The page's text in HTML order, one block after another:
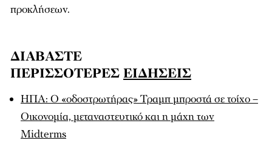
προκλήσεων.
ΔΙΑΒΑΣΤΕ
ΠΕΡΙΣΣΟΤΕΡΕΣ ΕΙΔΗΣΕΙΣ
ΗΠΑ: Ο «οδοστρωτήρας» Τραμπ μπροστά σε τοίχο –
Οικονομία, μεταναστευτικό και η μάχη των
Midterms